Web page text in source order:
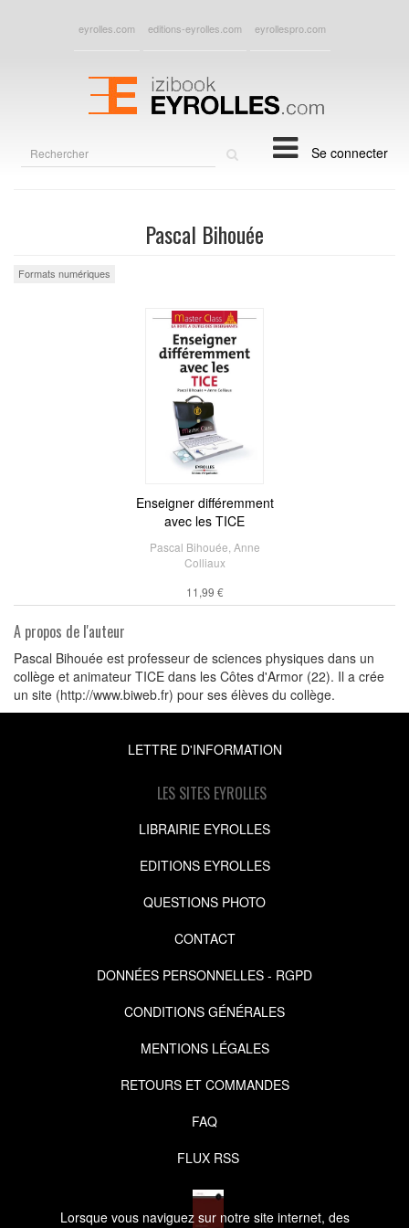
Lorsque vous naviguez sur notre site internet, des
eyrolles.com editions-eyrolles.com eyrollespro.com
Se connecter
Pascal Bihouée
Formats numériques
Enseigner différemment
avec les TICE
Pascal Bihouée Anne
Colliaux
11,99 €
A propos de l'auteur
Pascal Bihouée est professeur de sciences physiques dans un
collège et animateur TICE dans les Côtes d'Armor (22). Il a crée
un site (http://www.biweb.fr) pour ses élèves du collège.
LETTRE D'INFORMATION
LES SITES EYROLLES
LIBRAIRIE EYROLLES
EDITIONS EYROLLES
QUESTIONS PHOTO
CONTACT
DONNÉES PERSONNELLES - RGPD
CONDITIONS GÉNÉRALES
MENTIONS LÉGALES
RETOURS ET COMMANDES
FAQ
FLUX RSS